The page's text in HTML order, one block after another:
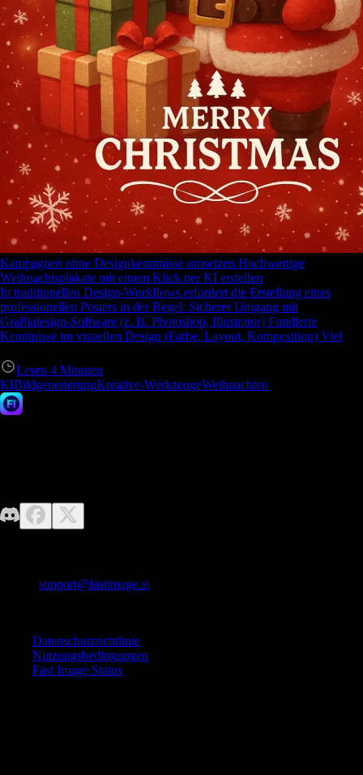
Kampagnen ohne Designkenntnisse umsetzen Hochwertige
Weihnachtsplakate mit einem Klick per KI erstellen
In traditionellen Design-Workflows erfordert die Erstellung eines
professionellen Posters in der Regel: Sicherer Umgang mit
Grafikdesign-Software (z. B. Photoshop, Illustrator) Fundierte
Kenntnisse im visuellen Design (Farbe, Layout, Komposition) Viel
Lesen 4 Minuten
KIBildgenerierungKreative-WerkzeugeWeihnachten
support@fastimage.ai
Datenschutzrichtlinie
Nutzungsbedingungen
Fast Image Status